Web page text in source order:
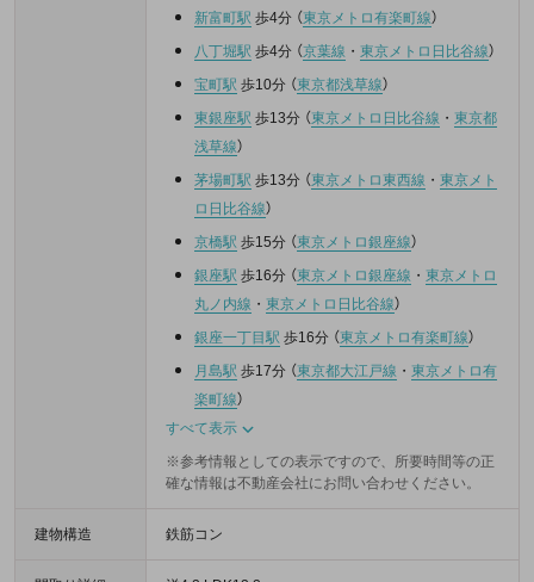
新富町駅 歩4分 （東京メトロ有楽町線）
八丁堀駅 歩4分 （京葉線 ・ 東京メトロ日比谷線）
宝町駅 歩10分 （東京都浅草線）
東銀座駅 歩13分 （東京メトロ日比谷線 ・ 東京都
浅草線）
茅場町駅 歩13分 （東京メトロ東西線 ・ 東京メト
ロ日比谷線）
京橋駅 歩15分 （東京メトロ銀座線）
銀座駅 歩16分 （東京メトロ銀座線 ・ 東京メトロ
丸ノ内線 ・ 東京メトロ日比谷線）
銀座一丁目駅 歩16分 （東京メトロ有楽町線）
月島駅 歩17分 （東京都大江戸線 ・ 東京メトロ有
楽町線）
すべて表示
※参考情報としての表示ですので、所要時間等の正
確な情報は不動産会社にお問い合わせください。
建物構造 鉄筋コン